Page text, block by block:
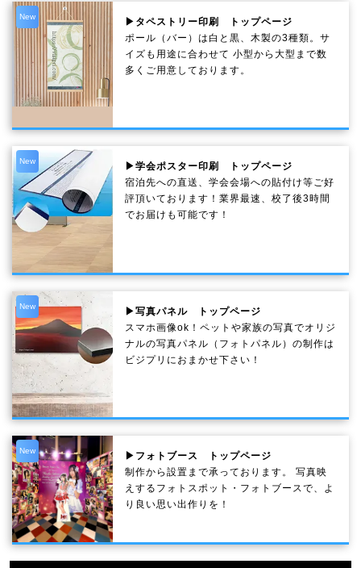
New
▶タペストリー印刷 トップページ
ポール（バー）は白と黒、木製の3種類。サ
イズも用途に合わせて 小型から大型まで数
多くご用意しております。
New
▶学会ポスター印刷 トップページ
宿泊先への直送、学会会場への貼付け等ご好
評頂いております！業界最速、校了後3時間
でお届けも可能です！
New
▶写真パネル トップページ
スマホ画像ok！ペットや家族の写真でオリジ
ナルの写真パネル（フォトパネル）の制作は
ビジプリにおまかせ下さい！
New
▶フォトブース トップページ
制作から設置まで承っております。 写真映
えするフォトスポット・フォトブースで、よ
り良い思い出作りを！